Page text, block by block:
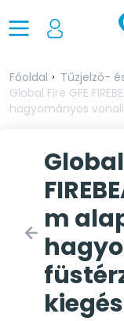
Főoldal Tűzjelző-
Global Fire GFE
hagyományos
Global
m